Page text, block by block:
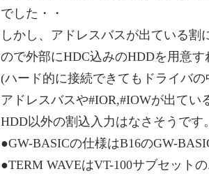
でした・・
しかし、アドレスバスが出ている割
ので外部にHDC込みのHDDを用意す
(ハード的に接続できてもドライバ
アドレスバスや#IOR,#IOWが出て
HDD以外の割込入力はなさそうです。
●GW-BASICの仕様はB16のGW-
●TERM WAVEはVT-100サブセット